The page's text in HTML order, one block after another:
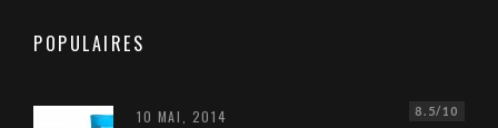
POPULAIRES
10 MAI, 2014 8.5/10